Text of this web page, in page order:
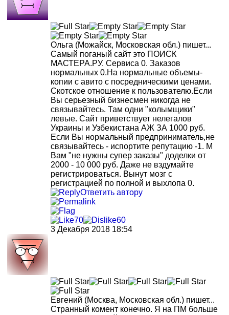
Ольга (Можайск, Московская обл.) пишет...
Самый поганый сайт это ПОИСК
МАСТЕРА.РУ. Сервиса 0. Заказов
нормальных 0.На нормальные объемы-
копии с авито с посредническими ценами.
Скотское отношение к пользователю.Если
Вы серьезный бизнесмен никогда не
связывайтесь. Там одни "колымщики"
левые. Сайт приветствует нелегалов
Украины и Узбекистана АЖ ЗА 1000 руб.
Если Вы нормальный предприниматель,не
связывайтесь - испортите репутацию -1. М
Вам "не нужны супер заказы" доделки от
2000 - 10 000 руб. Даже не вздумайте
регистрироваться. Вынут мозг с
регистрацией по полной и выхлопа 0.
Ответить автору
70
60
3 Декабря 2018 18:54
Евгений (Москва, Московская обл.) пишет...
Странный комент конечно. Я на ПМ больше